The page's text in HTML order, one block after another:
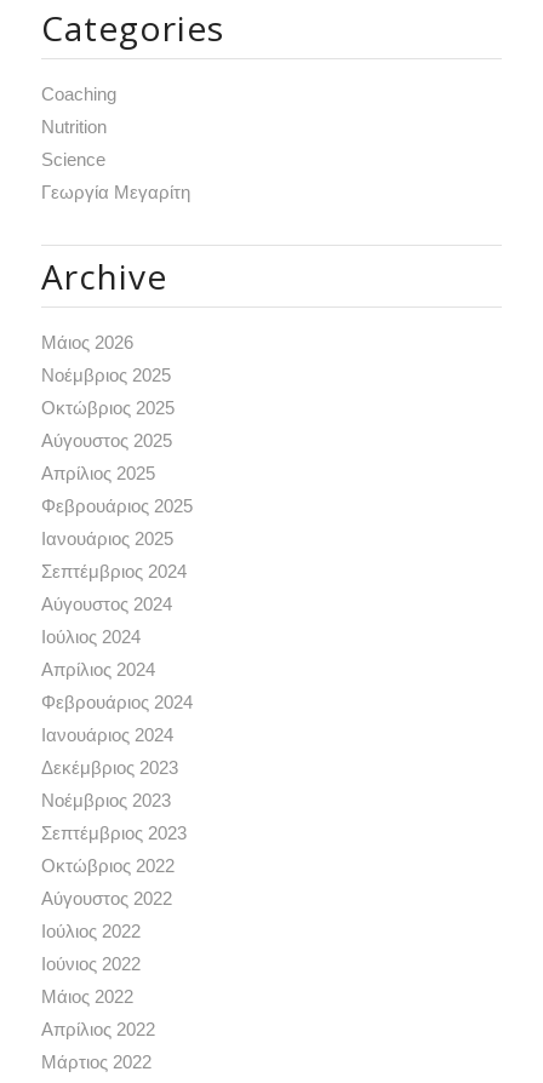
Categories
Coaching
Nutrition
Science
Γεωργία Μεγαρίτη
Archive
Μάιος 2026
Νοέμβριος 2025
Οκτώβριος 2025
Αύγουστος 2025
Απρίλιος 2025
Φεβρουάριος 2025
Ιανουάριος 2025
Σεπτέμβριος 2024
Αύγουστος 2024
Ιούλιος 2024
Απρίλιος 2024
Φεβρουάριος 2024
Ιανουάριος 2024
Δεκέμβριος 2023
Νοέμβριος 2023
Σεπτέμβριος 2023
Οκτώβριος 2022
Αύγουστος 2022
Ιούλιος 2022
Ιούνιος 2022
Μάιος 2022
Απρίλιος 2022
Μάρτιος 2022